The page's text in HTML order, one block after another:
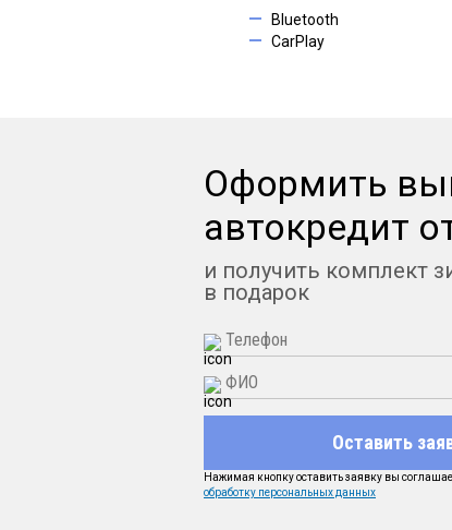
Bluetooth
CarPlay
Оформить
автокредит
и получить комплект
в подарок
Оставить
Нажимая кнопку оставить заявку вы
обработку персональных данных